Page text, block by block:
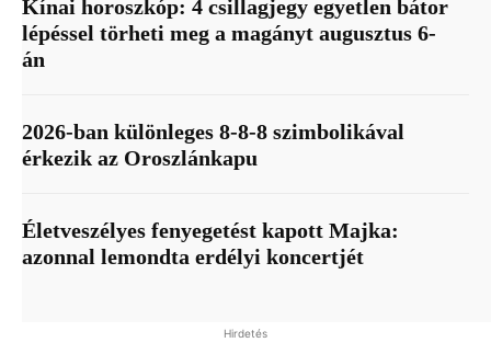
Kínai horoszkóp: 4 csillagjegy egyetlen bátor
lépéssel törheti meg a magányt augusztus 6-
án
2026-ban különleges 8-8-8 szimbolikával
érkezik az Oroszlánkapu
Életveszélyes fenyegetést kapott Majka:
azonnal lemondta erdélyi koncertjét
Hirdetés